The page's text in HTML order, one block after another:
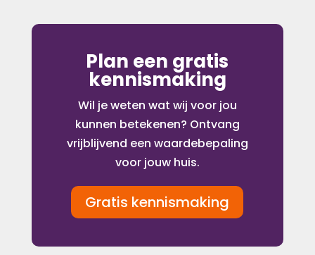
Plan een gratis
kennismaking
Wil je weten wat wij voor jou
kunnen betekenen? Ontvang
vrijblijvend een waardebepaling
voor jouw huis.
Gratis kennismaking